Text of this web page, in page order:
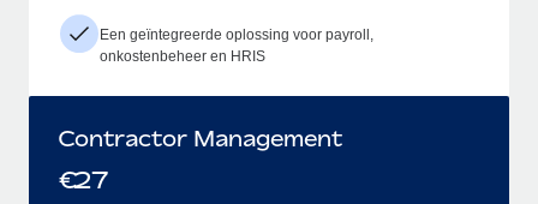
Een geïntegreerde oplossing voor payroll,
onkostenbeheer en HRIS
Contractor Management
€27